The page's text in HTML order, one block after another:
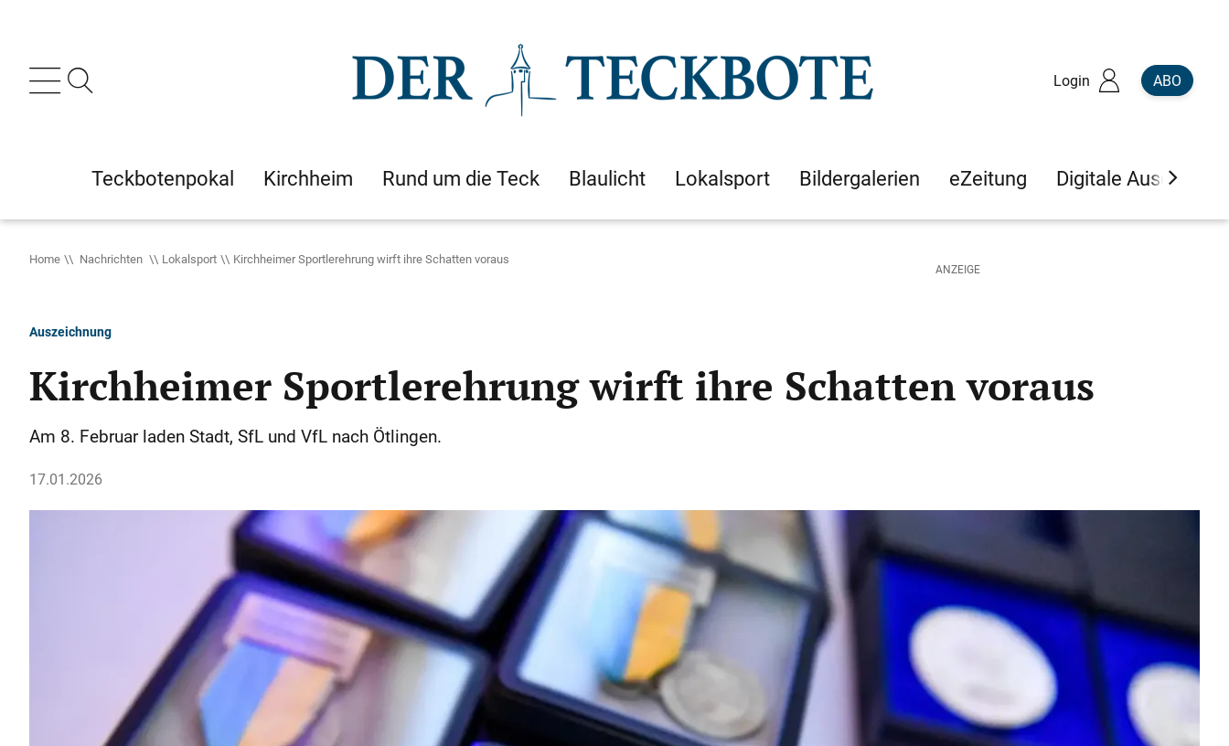
Login ABO
Teckbotenpokal Kirchheim Rund um die Teck Blaulicht Lokalsport Bildergalerien eZeitung Digitale Ausgaben
Home Nachrichten Lokalsport Kirchheimer Sportlerehrung wirft ihre Schatten voraus
Auszeichnung
Kirchheimer Sportlerehrung wirft ihre Schatten voraus
Am 8. Februar laden Stadt, SfL und VfL nach Ötlingen.
17.01.2026